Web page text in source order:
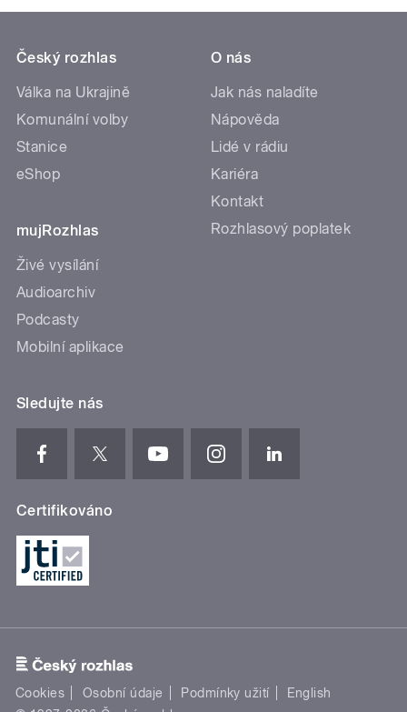
Český rozhlas
Válka na Ukrajině
Komunální volby
Stanice
eShop
mujRozhlas
Živé vysílání
Audioarchiv
Podcasty
Mobilní aplikace
O nás
Jak nás naladíte
Nápověda
Lidé v rádiu
Kariéra
Kontakt
Rozhlasový poplatek
Sledujte nás
Certifikováno
Cookies Osobní údaje Podmínky užití
English